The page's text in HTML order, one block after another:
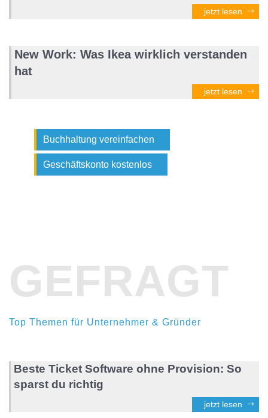
jetzt lesen
New Work: Was Ikea wirklich verstanden
hat
jetzt lesen
Buchhaltung vereinfachen
Geschäftskonto kostenlos
GEFRAGT
Top Themen für Unternehmer & Gründer
Beste Ticket Software ohne Provision: So
sparst du richtig
jetzt lesen